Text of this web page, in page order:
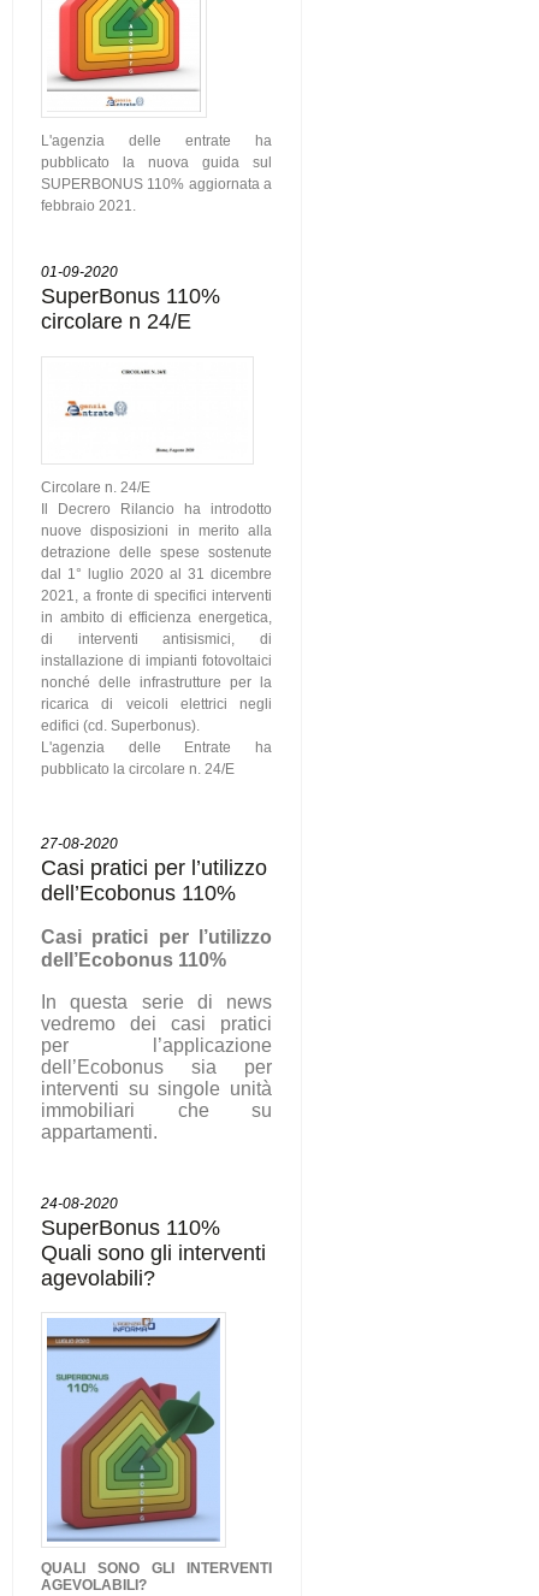
L'agenzia delle entrate ha
pubblicato la nuova guida sul
SUPERBONUS 110% aggiornata a
febbraio 2021.
01-09-2020
SuperBonus 110%
circolare n 24/E
Circolare n. 24/E
Il Decrero Rilancio ha introdotto
nuove disposizioni in merito alla
detrazione delle spese sostenute
dal 1° luglio 2020 al 31 dicembre
2021, a fronte di specifici interventi
in ambito di efficienza energetica,
di interventi antisismici, di
installazione di impianti fotovoltaici
nonché delle infrastrutture per la
ricarica di veicoli elettrici negli
edifici (cd. Superbonus).
L'agenzia delle Entrate ha
pubblicato la circolare n. 24/E
27-08-2020
Casi pratici per l’utilizzo
dell’Ecobonus 110%
Casi pratici per l’utilizzo
dell’Ecobonus 110%
In questa serie di news
vedremo dei casi pratici
per l’applicazione
dell’Ecobonus sia per
interventi su singole unità
immobiliari che su
appartamenti.
24-08-2020
SuperBonus 110%
Quali sono gli interventi
agevolabili?
QUALI SONO GLI
INTERVENTI
AGEVOLABILI?